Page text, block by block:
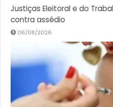
Justiças Eleitoral e do
contra assédio
06/08/2026